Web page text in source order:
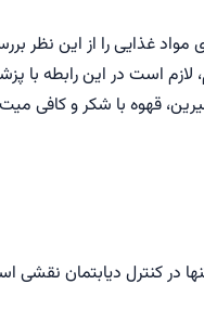
غذایی را از این نظر
است در این رابطه با
قهوه با شکر و کافی
در کنترل دیابتمان